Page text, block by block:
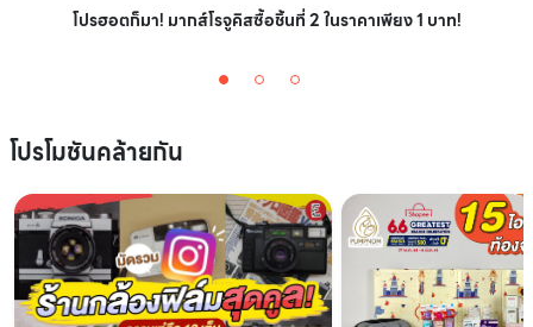
โปรฮอตก็มา! มากส์โรจูคิสซื้อชิ้นที่ 2 ในราคาเพียง 1 บาท!
โปรโมชันคล้ายกัน